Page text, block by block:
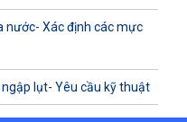
nước- Xác định các mực
lụt- Yêu cầu kỹ thuật